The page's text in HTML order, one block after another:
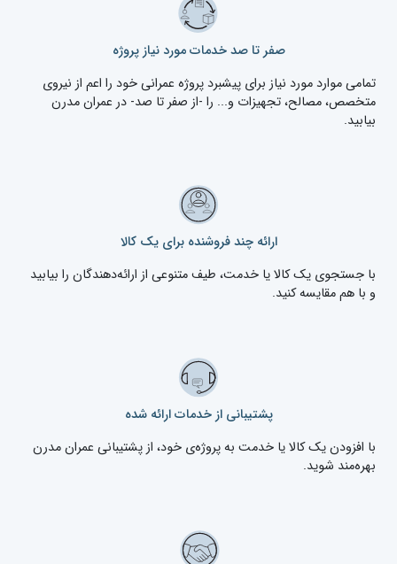
صفر تا صد خدمات مورد نیاز پروژه
تمامی موارد مورد نیاز برای پیشبرد پروژه عمرانی خود را اعم از نیروی
متخصص، مصالح، تجهیزات و... را -از صفر تا صد- در عمران مدرن
بیابید.
ارائه چند فروشنده برای یک کالا
با جستجوی یک کالا یا خدمت، طیف متنوعی از ارائه‌دهندگان را بیابید
و با هم مقایسه کنید.
پشتیبانی از خدمات ارائه شده
با افزودن یک کالا یا خدمت به پروژه‌ی خود، از پشتیبانی عمران مدرن
بهره‌مند شوید.